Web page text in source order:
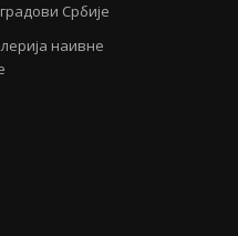
Србије
наивне